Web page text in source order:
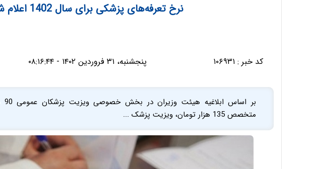
نرخ تعرفه‌های پزشکی برای سال 1402 اعلام شد
کد خبر :۱۰۶۹۳۱ پنجشنبه، ۳۱ فروردین ۱۴۰۲ - ۰۸:۱۶:۴۴
متخصص 135 هزار تومان، ویزیت پزشک ...